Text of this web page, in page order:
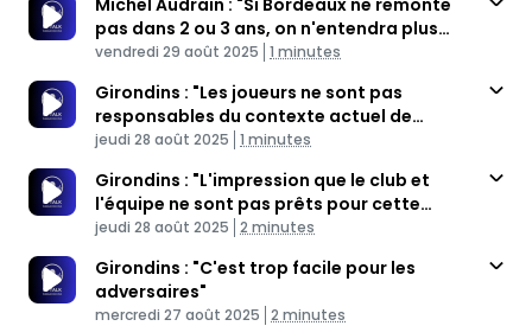
Michel Audrain : "Si Bordeaux ne remonte
pas dans 2 ou 3 ans, on n'entendra plus
parler des Girondins"
Published At
vendredi 29 août 2025 Time
1 minutes
Girondins : "Les joueurs ne sont pas
responsables du contexte actuel de
Bordeaux"
Published At
jeudi 28 août 2025 Time
1 minutes
Girondins : "L'impression que le club et
l'équipe ne sont pas prêts pour cette
saison"
Published At
jeudi 28 août 2025 Time
2 minutes
Girondins : "C'est trop facile pour les
adversaires"
Published At
mercredi 27 août 2025 Time
2 minutes